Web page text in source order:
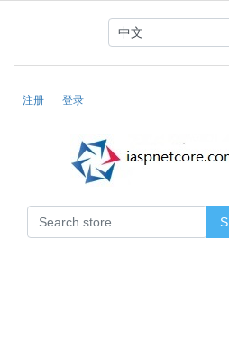
注册 登录